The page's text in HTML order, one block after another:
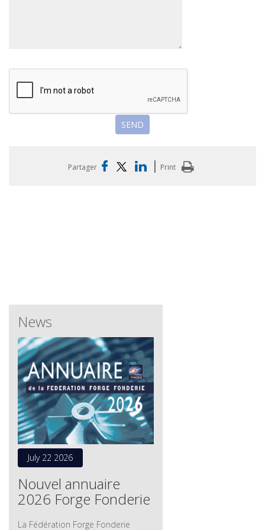
Partager | Print
News
July 22 2026
Nouvel annuaire
2026 Forge Fonderie
La Fédération Forge Fonderie